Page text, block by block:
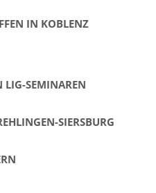
IN KOBLENZ
LIG-SEMINAREN
SIERSBURG